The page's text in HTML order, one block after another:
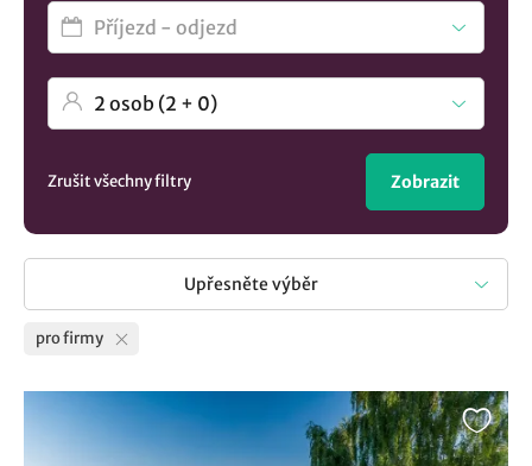
Zrušit všechny filtry Zobrazit
Upřesněte výběr
pro firmy